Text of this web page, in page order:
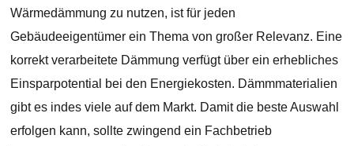
Wärmedämmung zu nutzen, ist für jeden
Gebäudeeigentümer ein Thema von großer Relevanz. Eine
korrekt verarbeitete Dämmung verfügt über ein erhebliches
Einsparpotential bei den Energiekosten. Dämmmaterialien
gibt es indes viele auf dem Markt. Damit die beste Auswahl
erfolgen kann, sollte zwingend ein Fachbetrieb